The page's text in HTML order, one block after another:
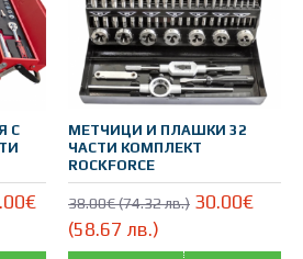
С
МЕТЧИЦИ И ПЛАШКИ 32
ЧАСТИ КОМПЛЕКТ
ROCKFORCE
38.00€ (74.32 лв.) 30.00€
(58.67 лв.)